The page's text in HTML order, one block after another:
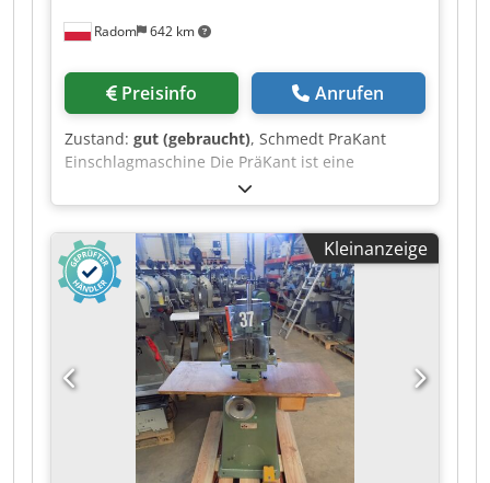
Radom 642 km
Preisinfo Anrufen
Zustand: gut (gebraucht), Schmedt PraKant
Einschlagmaschine Die PräKant ist eine
Einschlagmaschine, die zum Umschlagen und
Anpressen der Kanten bei der Herstellung von
Buchdecken und anderen Produkten konzipiert
ist. Gewicht: 150 kg Stromversorgung: 400 V
Flexible Geschwindigkeitsregelung. Codpfozmu
Nwox Abxeha
Kleinanzeige